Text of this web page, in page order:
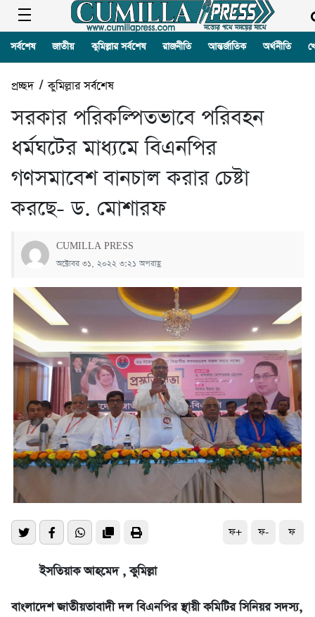
সর্বশেষ জাতীয় কুমিল্লার সর্বশেষ রাজনীতি আন্তর্জাতিক অর্থনীতি
প্রচ্ছদ/কুমিল্লার সর্বশেষ
সরকার পরিকল্পিতভাবে পরিবহন
ধর্মঘটের মাধ্যমে বিএনপির
গণসমাবেশ বানচাল করার চেষ্টা
করছে- ড. মোশারফ
CUMILLA PRESS
অক্টোবর ৩১, ২০২২ ৩:২১ অপরাহ্ণ
ফ+ ফ- ফ
ইসতিয়াক আহমেদ , কুমিল্লা
বাংলাদেশ জাতীয়তাবাদী দল বিএনপির স্থায়ী কমিটির সিনিয়র সদস্য,